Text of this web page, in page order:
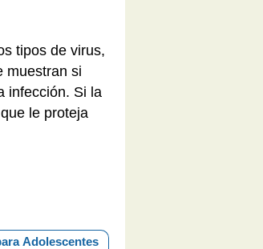
tipos de virus,
muestran si
infección. Si la
le proteja
Adolescentes